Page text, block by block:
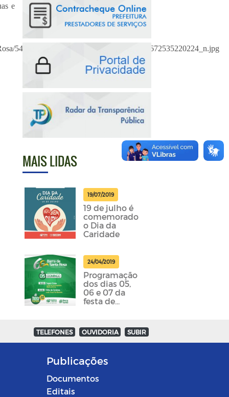
e
MAIS LIDAS
19/07/2019
19 de julho é
comemorado
o Dia da
Caridade
24/04/2019
Programação
dos dias 05,
06 e 07 da
festa de
foram
divulgadas
TELEFONES OUVIDORIA SUBIR
Publicações
Documentos
Editais